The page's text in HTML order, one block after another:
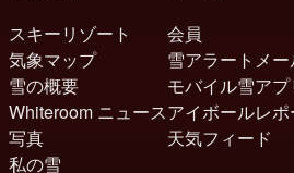
スキーリゾート
気象マップ
雪の概要
Whiteroom ニュース
写真
私の雪
会員
雪アラートメ
モバイル雪アプ
アイボールレ
天気フィード